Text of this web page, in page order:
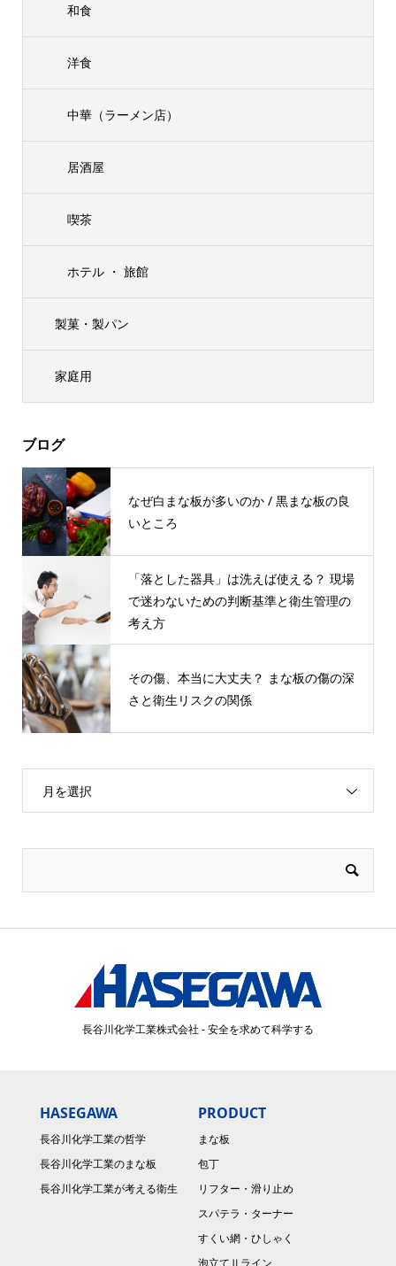
和食
洋食
中華（ラーメン店）
居酒屋
喫茶
ホテル ・ 旅館
製菓・製パン
家庭用
ブログ
なぜ白まな板が多いのか / 黒まな板の良
いところ
「落とした器具」は洗えば使える？ 現場
で迷わないための判断基準と衛生管理の
考え方
その傷、本当に⼤丈夫？ まな板の傷の深
さと衛⽣リスクの関係
月を選択
長谷川化学工業株式会社 - 安全を求めて科学する
HASEGAWA
長谷川化学工業の哲学
長谷川化学工業のまな板
長谷川化学工業が考える衛生
PRODUCT
まな板
包丁
リフター・滑り止め
スパテラ・ターナー
すくい網・ひしゃく